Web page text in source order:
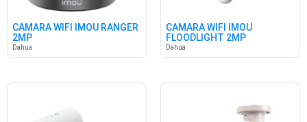
CÁMARA WIFI IMOU RANGER
2MP
Dahua
CAMARA WIFI IMOU
FLOODLIGHT 2MP
Dahua